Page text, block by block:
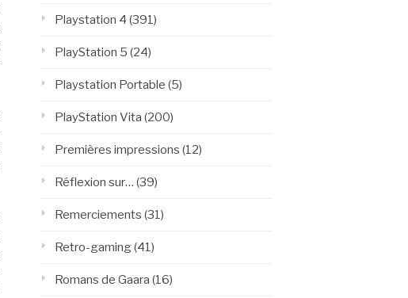
Playstation 4 (391)
PlayStation 5 (24)
Playstation Portable (5)
PlayStation Vita (200)
Premières impressions (12)
Réflexion sur… (39)
Remerciements (31)
Retro-gaming(41)
Romans de Gaara (16)